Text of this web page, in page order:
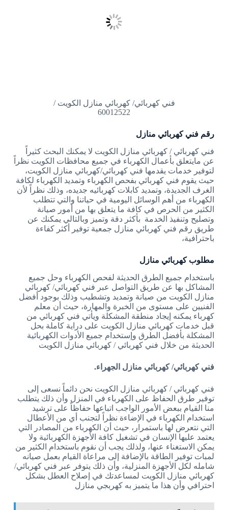
فني كهربائي/ كهربائي منازل الكويت /
60012522
رقم فني كهربائي منازل
فني كهربائي / كهربائي منازل الكويت لا يمكنك البحث كثيراً
عن مايتعلق بأعمال الكهرباء في جميع محافظات الكويت نظراً
لتوفير خدمات يقدمها فني كهربائي/كهربائي منازل الكويت،
حيث يقوم فني كهربائي بفحص الكهرباء وتمديد الكهرباء لكافة
الغرف الجديدة، وتمديد كابلات كهربائيه جديده، وذلك نظراً لأن
الكهرباء من أهم الوسائل اليومية في حياتنا والتي تتطلب
الكثير من الحرص في كافة ما يتعلق بها من أمور صيانة
وتصليح وتنفيذ الخدمة بأكثر دقة وتميز وبالتالي يمكنك عن
طريق رقم فني كهربائي منازل جمعية توفير أكثر كفاءة
باحترافية،
مطلوب كهربائي منازل
باستخدام جميع الطرق الحديثة لفحص الكهرباء وحل جميع
المشاكل بها عن طريق التواصل عبر فني كهربائي/ كهربائي
منازل الكويت من صيانة وتمديد وتشطيب وذلك بوجود أفضل
الفنيين على مستوى من الخبرة والمهارة، حيث أن معلم
كهرباء يمكنه إيجاد منطقة المشكلة ويأتي فني كهربائي من
قبل خدمات كهربائي منازل الكويت على دراية كاملة بحل
المشكلة بأفضل الطرق وإستخدام جميع الأدوات الكهربائية
الحديثة من خلال فني كهربائي / كهربائي منازل الكويت
فني كهربائي/ كهربائي منازل الجهراء.
فني كهربائي / كهربائي منازل الكويت نحن دائماً نسعى إلى
توفير طرق الحفاظ على الكهرباء في المنزل وأن ذلك يتطلب
منا القيام ببعض الأمور الواجب اتباعها حفاظاً على ترشيد
استخدام الكهرباء في الإضاءة نظراً لتجنب أي من الأعطال
التي نتعرض لها باستمرار، حيث أن الكهرباء من المصادر التي
يعتمد عليها الإنسان في تشغيل كافة الأجهزة الكهربائية ولا
يمكن الاستغناء عنها، ولذلك يجب أن نقوم باستخدام الكثير من
لمبات توفير الطاقة بالإضافة إلى مراعاة القيام بعمل صيانه
شامله لكل الأجهزة المنزلية، وأن ذلك يتوفر عبر فني كهربائي/
كهربائي منازل الكويت لمساعدتك في إصلاح العطل بشكل
احترافي وأن هذا ما يتميز به كهربجي منازل